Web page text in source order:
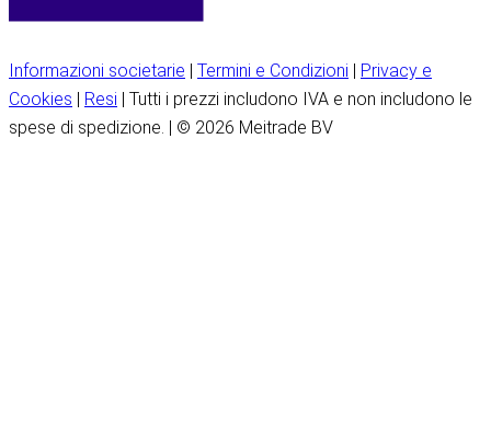
Informazioni societarie | Termini e Condizioni | Privacy e
Cookies | Resi | Tutti i prezzi includono IVA e non includono le
spese di spedizione. | © 2026 Meitrade BV